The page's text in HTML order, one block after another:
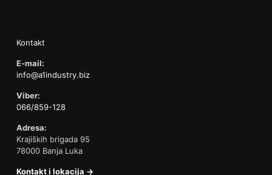
Kontakt
E-mail:
info@a1industry.biz
Viber:
066/859-128
Adresa:
Krajiških brigada 95
78000 Banja Luka
Kontakt i lokacija →